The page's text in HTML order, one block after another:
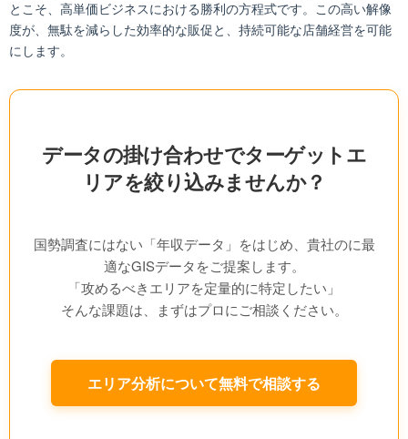
とこそ、高単価ビジネスにおける勝利の方程式です。この高い解像
度が、無駄を減らした効率的な販促と、持続可能な店舗経営を可能
にします。
データの掛け合わせでターゲットエ
リアを絞り込みませんか？
国勢調査にはない「年収データ」をはじめ、貴社のに最
適なGISデータをご提案します。
「攻めるべきエリアを定量的に特定したい」
そんな課題は、まずはプロにご相談ください。
エリア分析について無料で相談する